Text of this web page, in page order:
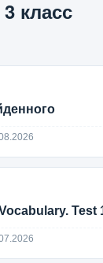
класс
Test